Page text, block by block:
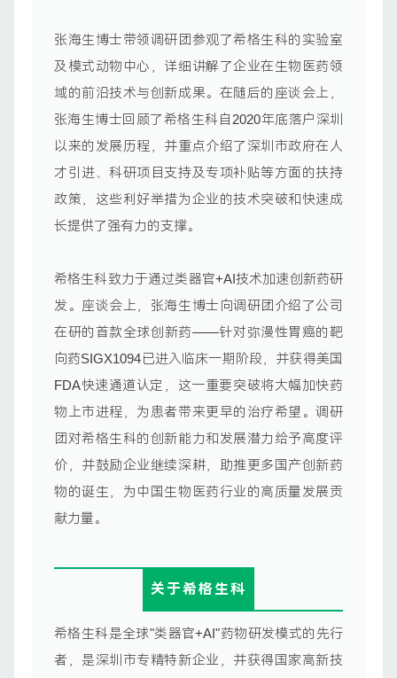
张海生博士带领调研团参观了希格生科的实验室
及模式动物中心，详细讲解了企业在生物医药领
域的前沿技术与创新成果。在随后的座谈会上，
张海生博士回顾了希格生科自2020年底落户深圳
以来的发展历程，并重点介绍了深圳市政府在人
才引进、科研项目支持及专项补贴等方面的扶持
政策，这些利好举措为企业的技术突破和快速成
长提供了强有力的支撑。
希格生科致力于通过类器官+AI技术加速创新药研
发。座谈会上，张海生博士向调研团介绍了公司
在研的首款全球创新药——针对弥漫性胃癌的靶
向药SIGX1094已进入临床一期阶段，并获得美国
FDA快速通道认定，这一重要突破将大幅加快药
物上市进程，为患者带来更早的治疗希望。调研
团对希格生科的创新能力和发展潜力给予高度评
价，并鼓励企业继续深耕，助推更多国产创新药
物的诞生，为中国生物医药行业的高质量发展贡
献力量。
关于希格生科
希格生科是全球"类器官+AI"药物研发模式的先行
者，是深圳市专精特新企业，并获得国家高新技